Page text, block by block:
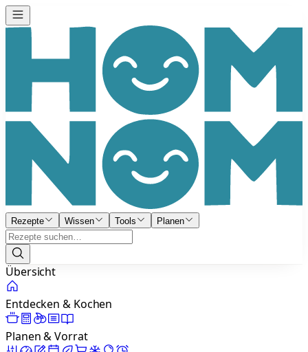
Rezepte Wissen Tools Planen
Übersicht
Entdecken & Kochen
Planen & Vorrat